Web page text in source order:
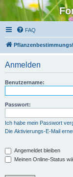
FAQ
Anmelden
Benutzername:
Passwort:
Ich habe mein Passwort
Die Aktivierungs-E-Mail
Angemeldet bleiben
Meinen Online-Status